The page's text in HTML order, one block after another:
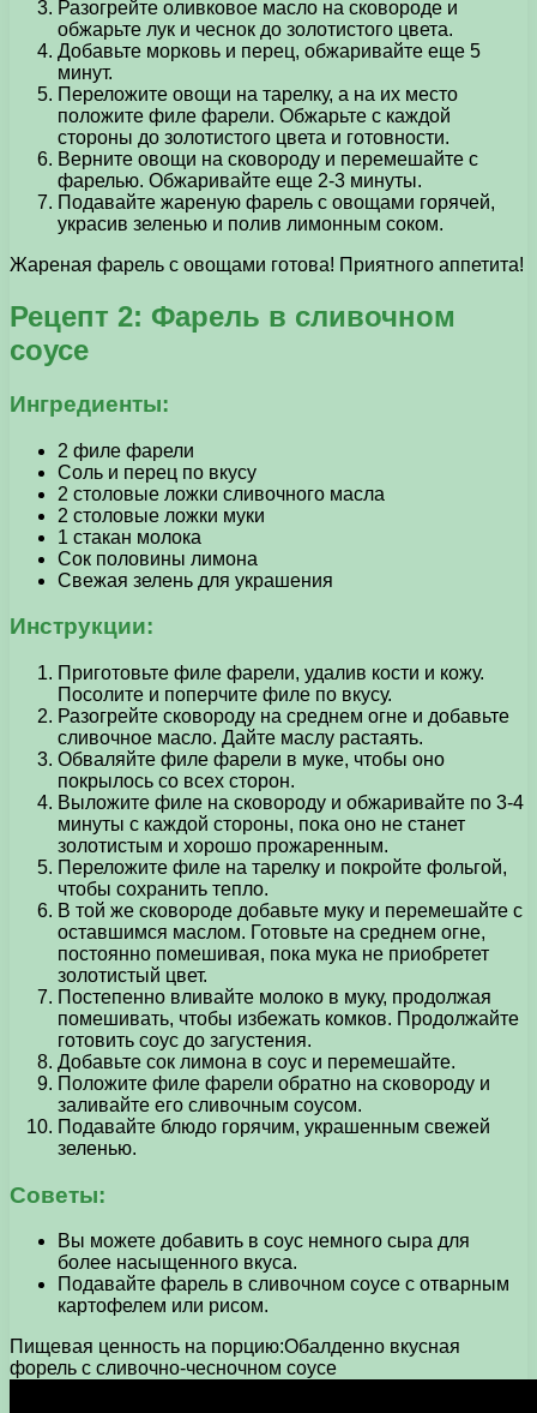
Разогрейте оливковое масло на сковороде и
обжарьте лук и чеснок до золотистого цвета.
Добавьте морковь и перец, обжаривайте еще 5
минут.
Переложите овощи на тарелку, а на их место
положите филе фарели. Обжарьте с каждой
стороны до золотистого цвета и готовности.
Верните овощи на сковороду и перемешайте с
фарелью. Обжаривайте еще 2-3 минуты.
Подавайте жареную фарель с овощами горячей,
украсив зеленью и полив лимонным соком.
Жареная фарель с овощами готова! Приятного аппетита!
Рецепт 2: Фарель в сливочном
соусе
Ингредиенты:
2 филе фарели
Соль и перец по вкусу
2 столовые ложки сливочного масла
2 столовые ложки муки
1 стакан молока
Сок половины лимона
Свежая зелень для украшения
Инструкции:
Приготовьте филе фарели, удалив кости и кожу.
Посолите и поперчите филе по вкусу.
Разогрейте сковороду на среднем огне и добавьте
сливочное масло. Дайте маслу растаять.
Обваляйте филе фарели в муке, чтобы оно
покрылось со всех сторон.
Выложите филе на сковороду и обжаривайте по 3-4
минуты с каждой стороны, пока оно не станет
золотистым и хорошо прожаренным.
Переложите филе на тарелку и покройте фольгой,
чтобы сохранить тепло.
В той же сковороде добавьте муку и перемешайте с
оставшимся маслом. Готовьте на среднем огне,
постоянно помешивая, пока мука не приобретет
золотистый цвет.
Постепенно вливайте молоко в муку, продолжая
помешивать, чтобы избежать комков. Продолжайте
готовить соус до загустения.
Добавьте сок лимона в соус и перемешайте.
Положите филе фарели обратно на сковороду и
заливайте его сливочным соусом.
Подавайте блюдо горячим, украшенным свежей
зеленью.
Советы:
Вы можете добавить в соус немного сыра для
более насыщенного вкуса.
Подавайте фарель в сливочном соусе с отварным
картофелем или рисом.
Пищевая ценность на порцию:Обалденно вкусная
форель с сливочно-чесночном соусе